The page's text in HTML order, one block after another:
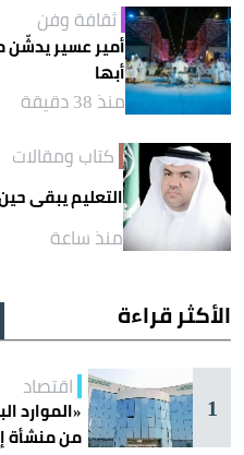
ثقافة وفن
أمير عسير
أبها
منذ 38 دقيقة
كتاب ومقالات
التعليم يبقى
منذ ساعة
الأكثر قراءة
1
اقتصاد
«الموارد
من منشأة